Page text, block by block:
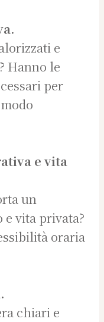
e
Hanno le
per
e vita
un
vita privata?
oraria
chiari e